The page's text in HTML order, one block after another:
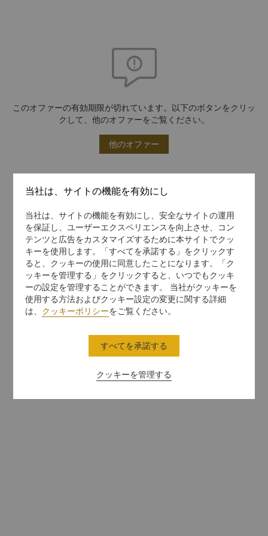
このオファーの有効期限が切れています。以下のボタンをクリッ
クして、他のオファーをご覧ください。
他のオファー
当社は、サイトの機能を有効にし
当社は、サイトの機能を有効にし、安全なサイトの運用
を保証し、ユーザーエクスペリエンスを向上させ、コン
テンツと広告をカスタマイズするために本サイトでクッ
キーを使用します。「すべてを承諾する」をクリックす
ると、クッキーの使用に同意したことになります。「ク
ッキーを管理する」をクリックすると、いつでもクッキ
ーの設定を管理することができます。 当社がクッキーを
使用する方法およびクッキー設定の変更に関する詳細
は、 クッキーポリシーをご覧ください。
クッキーを管理する
すべてを承諾する